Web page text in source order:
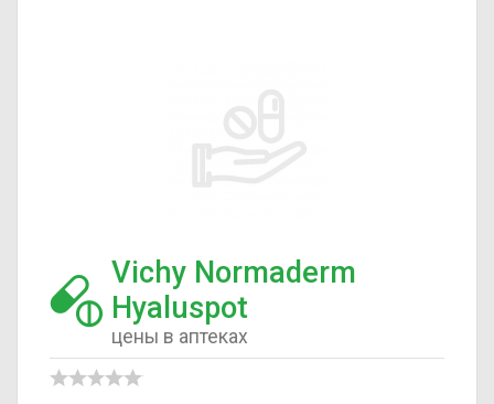
Vichy Normaderm
Hyaluspot
цены в аптеках